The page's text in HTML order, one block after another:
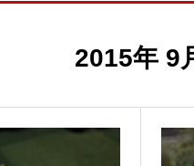
2015年 9